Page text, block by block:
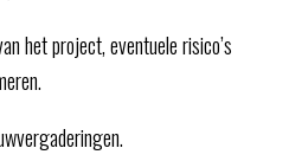
het project, eventuele risico’s